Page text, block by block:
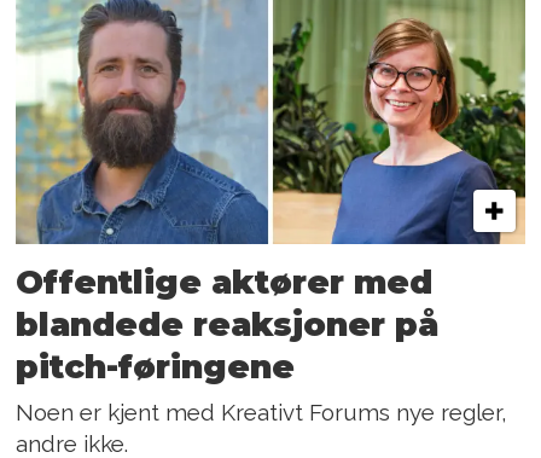
Offentlige aktører med
blandede reaksjoner på
pitch-føringene
Noen er kjent med Kreativt Forums nye regler,
andre ikke.